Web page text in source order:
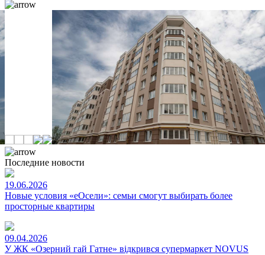
Последние новости
19.06.2026
Новые условия «еОсели»: семьи смогут выбирать более
просторные квартиры
09.04.2026
У ЖК «Озерний гай Гатне» відкрився супермаркет NOVUS